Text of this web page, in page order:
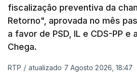
Assegurar que
prejudicado"
fiscalização preventiva da
Retorno", aprovada no mês
a favor de PSD, IL e CDS-PP e
Chega.
RTP / atualizado 7 Agosto 2026, 18:47